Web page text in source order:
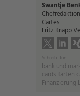
Swantje
Cartes
Fritz Knapp
Schreibt für:
bank und
cards Karten
Finanzierung